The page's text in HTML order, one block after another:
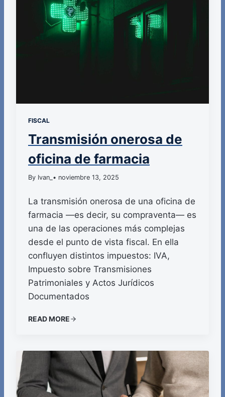
FISCAL
Transmisión onerosa de
oficina de farmacia
By Ivan_ • noviembre 13, 2025
La transmisión onerosa de una oficina de
farmacia —es decir, su compraventa— es
una de las operaciones más complejas
desde el punto de vista fiscal. En ella
confluyen distintos impuestos: IVA,
Impuesto sobre Transmisiones
Patrimoniales y Actos Jurídicos
Documentados
READ MORE